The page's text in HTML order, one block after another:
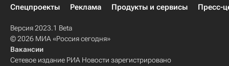
Спецпроекты
Реклама Продукты и сервисы Пресс-
Версия 2023.1 Beta
© 2026 МИА «Россия сегодня»
Вакансии
Сетевое издание РИА Новости зарегистрировано